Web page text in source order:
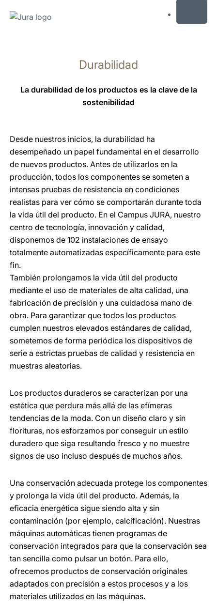
Durabilidad
La durabilidad de los productos es la clave de la
sostenibilidad
Desde nuestros inicios, la durabilidad ha
desempeñado un papel fundamental en el desarrollo
de nuevos productos. Antes de utilizarlos en la
producción, todos los componentes se someten a
intensas pruebas de resistencia en condiciones
realistas para ver cómo se comportarán durante toda
la vida útil del producto. En el Campus JURA, nuestro
centro de tecnología, innovación y calidad,
disponemos de 102 instalaciones de ensayo
totalmente automatizadas específicamente para este
fin.
También prolongamos la vida útil del producto
mediante el uso de materiales de alta calidad, una
fabricación de precisión y una cuidadosa mano de
obra. Para garantizar que todos los productos
cumplen nuestros elevados estándares de calidad,
sometemos de forma periódica los dispositivos de
serie a estrictas pruebas de calidad y resistencia en
muestras aleatorias.
Los productos duraderos se caracterizan por una
estética que perdura más allá de las efímeras
tendencias de la moda. Con un diseño claro y sin
florituras, nos esforzamos por conseguir un estilo
duradero que siga resultando fresco y no muestre
signos de uso incluso después de muchos años.
Una conservación adecuada protege los componentes
y prolonga la vida útil del producto. Además, la
eficacia energética sigue siendo alta y sin
contaminación (por ejemplo, calcificación). Nuestras
máquinas automáticas tienen programas de
conservación integrados para que la conservación sea
tan sencilla como pulsar un botón. Para ello,
ofrecemos productos de conservación originales
adaptados con precisión a estos procesos y a los
materiales utilizados en las máquinas.